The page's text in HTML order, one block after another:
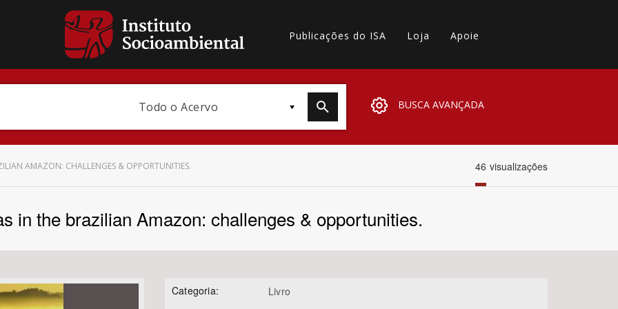
Publicações do ISA Loja Apoie
Todo o Acervo BUSCA AVANÇADA
AMAZON: CHALLENGES & OPPORTUNITIES. 46 visualizações
in the brazilian Amazon: challenges & opportunities.
Categoria: Livro